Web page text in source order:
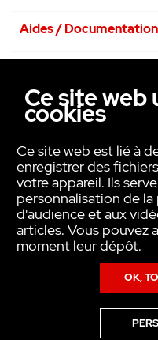
Aides /
La confiance avant
Ce site web
cookies
Ce site web est lié à
enregistrer des
votre appareil. Ils
personnalisation de
d'audience et aux
articles. Vous pouvez
moment leur dépôt.
OK,
Pour en savoir plus sur notre